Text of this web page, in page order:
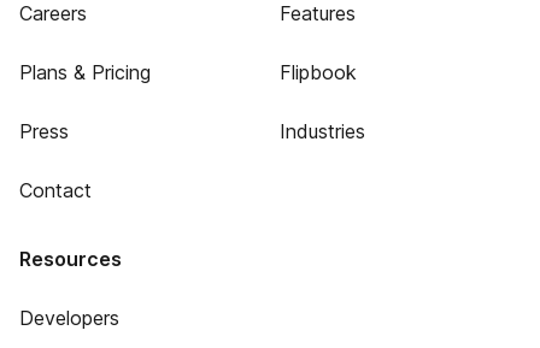
Careers
Plans & Pricing
Press
Contact
Features
Flipbook
Industries
Resources
Developers